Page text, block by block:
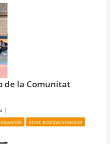
de la Comunitat
|
otros acontecimientos